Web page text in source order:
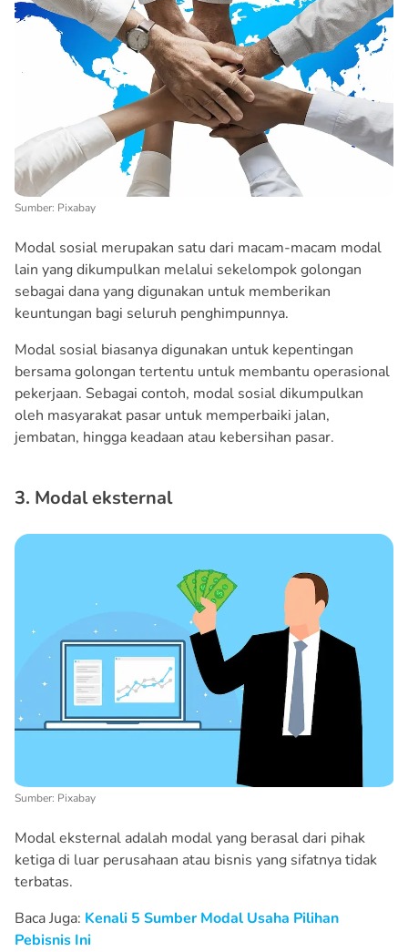
Sumber: Pixabay
Modal sosial merupakan satu dari macam-macam modal
lain yang dikumpulkan melalui sekelompok golongan
sebagai dana yang digunakan untuk memberikan
keuntungan bagi seluruh penghimpunnya.
Modal sosial biasanya digunakan untuk kepentingan
bersama golongan tertentu untuk membantu operasional
pekerjaan. Sebagai contoh, modal sosial dikumpulkan
oleh masyarakat pasar untuk memperbaiki jalan,
jembatan, hingga keadaan atau kebersihan pasar.
3. Modal eksternal
Sumber: Pixabay
Modal eksternal adalah modal yang berasal dari pihak
ketiga di luar perusahaan atau bisnis yang sifatnya tidak
terbatas.
Baca Juga: Kenali 5 Sumber Modal Usaha Pilihan
Pebisnis Ini